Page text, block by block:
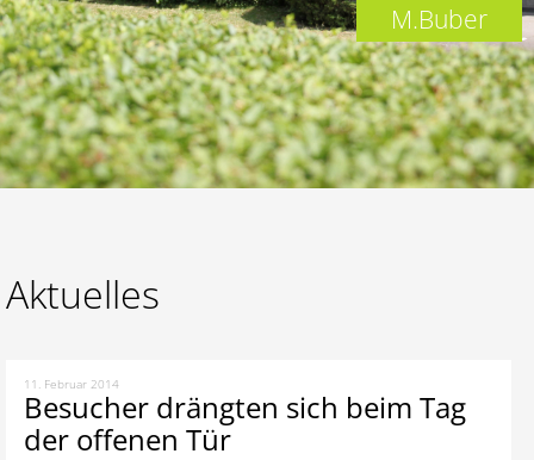
M.Buber
Aktuelles
11. Februar 2014
Besucher drängten sich beim Tag
der offenen Tür